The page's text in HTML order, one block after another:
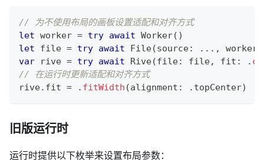
// 为不使用布局的画板设置适配和对齐方式
let worker = try await Worker( )
let file = try await File(source: ... , worker
var rive = try await Rive(file: file, fit : .
// 在运行时更新适配和对齐方式
rive. fit = . fitWidth (alignment : . topCenter)
旧版运行时
运行时提供以下枚举来设置布局参数：